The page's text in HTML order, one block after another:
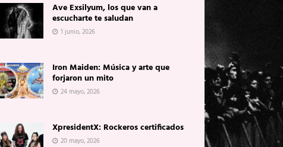
Ave Exsilyum, los que van a
escucharte te saludan
1 junio, 2026
Iron Maiden: Música y arte que
forjaron un mito
24 mayo, 2026
XpresidentX: Rockeros certificados
20 mayo, 2026